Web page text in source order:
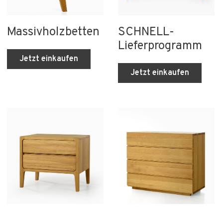
Massivholzbetten
Jetzt einkaufen
SCHNELL-
Lieferprogramm
Jetzt einkaufen